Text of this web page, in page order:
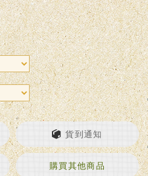
貨到通知
購買其他商品